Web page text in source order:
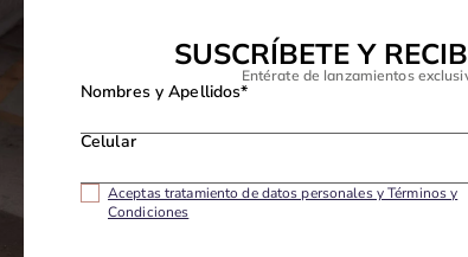
SUSCRÍBETE Y
Entérate de lanzamientos
Nombres y Apellidos*
Celular
Aceptas tratamiento de datos personales y Términos y
Condiciones